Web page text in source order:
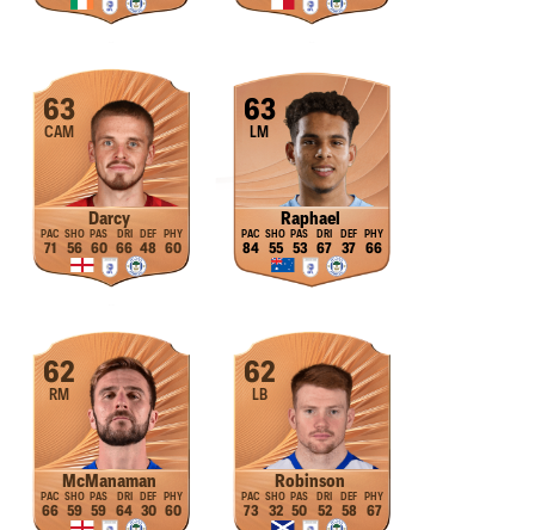
63
CAM
Darcy
71 56 60 66 48 60
63
LM
Raphael
84 55 53 67 37 66
62
RM
McManaman
66 59 59 64 30 60
62
LB
Robinson
73 32 50 52 58 67